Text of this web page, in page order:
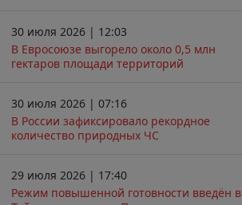
30 июля 2026 | 12:03
В Евросоюзе выгорело около 0,5 млн
гектаров площади территорий
30 июля 2026 | 07:16
В России зафиксировало рекордное
количество природных ЧС
29 июля 2026 | 17:40
Режим повышенной готовности введён в